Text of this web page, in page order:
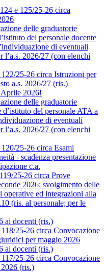
e 125/25-26 circa
delle graduatorie
del personale docente
di eventuali
l’a.s. 2026/27 (con elenchi
25-26 circa Istruzioni per
a.s. 2026/27 (ris.)
2026!
delle graduatorie
del personale ATA a
di eventuali
l’a.s. 2026/27 (con elenchi
25-26 circa Esami
- scadenza presentazione
c.a.
25-26 circa Prove
2026: svolgimento delle
operative ed integrazioni alla
(ris. al personale; per le
ai docenti (ris.)
25-26 circa Convocazione
per maggio 2026
ai docenti (ris.)
25-26 circa Convocazione
(ris.)